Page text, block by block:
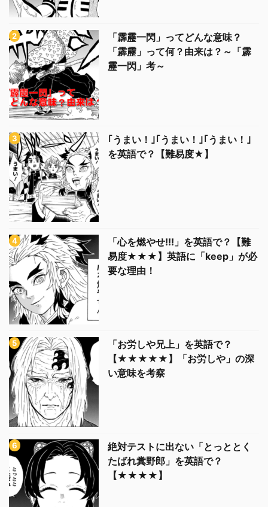
「霹靂一閃」ってどんな意味？
「霹靂」って何？由来は？～「霹
靂一閃」考～
｢うまい！｣｢うまい！｣｢うまい！｣
を英語で？【難易度★】
「心を燃やせ!!!」を英語で？【難
易度★★★】英語に「keep」が必
要な理由！
「お労しや兄上」を英語で？
【★★★★★】「お労しや」の深
い意味を考察
絶対テストに出ない「とっととく
たばれ糞野郎」を英語で？
【★★★★】